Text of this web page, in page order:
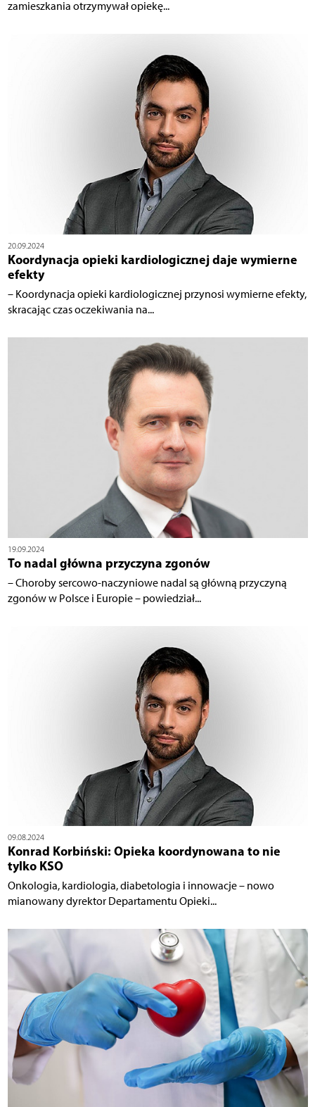
zamieszkania otrzymywał opiekę...
20.09.2024
Koordynacja opieki kardiologicznej daje wymierne
efekty
– Koordynacja opieki kardiologicznej przynosi wymierne efekty,
skracając czas oczekiwania na...
19.09.2024
To nadal główna przyczyna zgonów
– Choroby sercowo-naczyniowe nadal są główną przyczyną
zgonów w Polsce i Europie – powiedział...
09.08.2024
Konrad Korbiński: Opieka koordynowana to nie
tylko KSO
Onkologia, kardiologia, diabetologia i innowacje – nowo
mianowany dyrektor Departamentu Opieki...